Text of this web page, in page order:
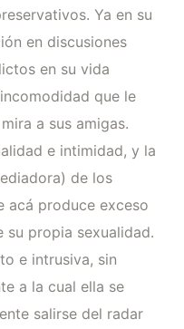
Ya en su
en discusiones
en su vida
que le
a sus amigas.
e intimidad, y la
de los
acá produce exceso
su propia sexualidad.
e intrusiva, sin
a la cual ella se
salirse del radar